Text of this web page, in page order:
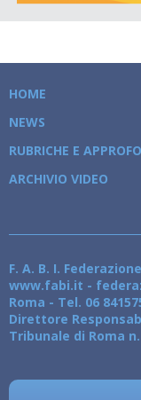
HOME
NEWS
RUBRICHE E
ARCHIVIO VIDEO
F. A. B. I.
www.fabi.it -
Roma - Tel. 06
Direttore
Tribunale di Roma